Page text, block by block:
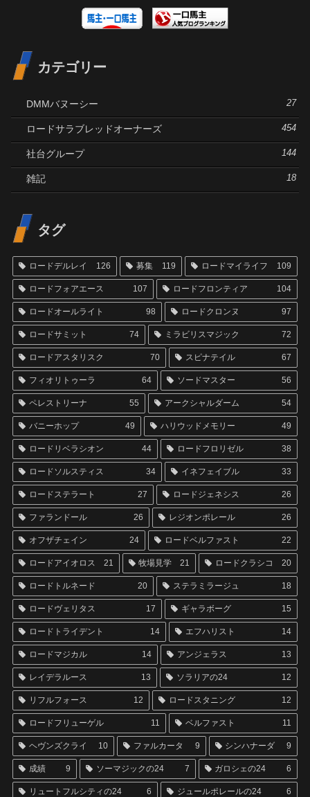
カテゴリー
DMMバヌーシー 27
ロードサラブレッドオーナーズ 454
社台グループ 144
雑記 18
タグ
ロードデルレイ 126 募集 119 ロードマイライフ 109
ロードフォアエース 107 ロードフロンティア 104
ロードオールライト 98 ロードクロンヌ 97
ロードサミット 74 ミラビリスマジック 72
ロードアスタリスク 70 スピナテイル 67
フィオリトゥーラ 64 ソードマスター 56
ペレストリーナ 55 アークシャルダーム 54
バニーホップ 49 ハリウッドメモリー 49
ロードリベラシオン 44 ロードフロリゼル 38
ロードソルスティス 34 イネフェイブル 33
ロードステラート 27 ロードジェネシス 26
ファランドール 26 レジオンポレール 26
オフザチェイン 24 ロードベルファスト 22
ロードアイオロス 21 牧場見学 21 ロードクラシコ 20
ロードトルネード 20 ステラミラージュ 18
ロードヴェリタス 17 ギャラボーグ 15
ロードトライデント 14 エフハリスト 14
ロードマジカル 14 アンジェラス 13
レイデラルース 13 ソラリアの24 12
リフルフォース 12 ロードスタニング 12
ロードフリューゲル 11 ベルファスト 11
ヘヴンズクライ 10 ファルカータ 9 シンハナーダ 9
成績 9 ソーマジックの24 7 ガロシェの24 6
リュートフルシティの24 6 ジュールポレールの24 6